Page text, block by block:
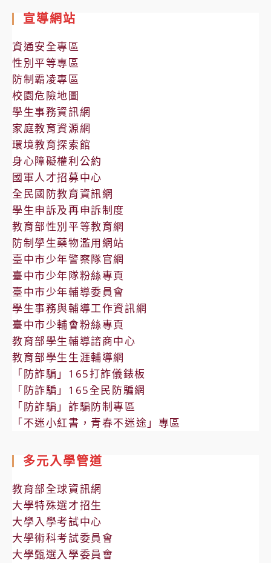
公
告
宣導網站
資通安全專區
性別平等專區
防制霸凌專區
校園危險地圖
學生事務資訊網
家庭教育資源網
環境教育探索館
身心障礙權利公約
國軍人才招募中心
全民國防教育資訊網
學生申訴及再申訴制度
教育部性別平等教育網
防制學生藥物濫用網站
臺中市少年警察隊官網
臺中市少年隊粉絲專頁
臺中市少年輔導委員會
學生事務與輔導工作資訊網
臺中市少輔會粉絲專頁
教育部學生輔導諮商中心
教育部學生生涯輔導網
「防詐騙」165打詐儀錶板
「防詐騙」165全民防騙網
「防詐騙」詐騙防制專區
「不迷小紅書，青春不迷途」專區
多元入學管道
教育部全球資訊網
大學特殊選才招生
大學入學考試中心
大學術科考試委員會
大學甄選入學委員會